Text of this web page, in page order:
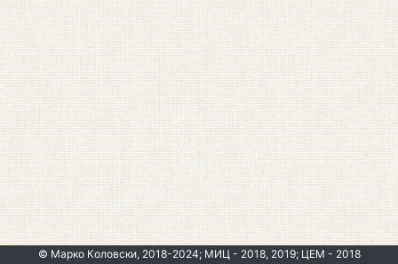
© Марко Коловски, 2018-2024; МИЦ - 2018, 2019; ЦЕМ - 2018